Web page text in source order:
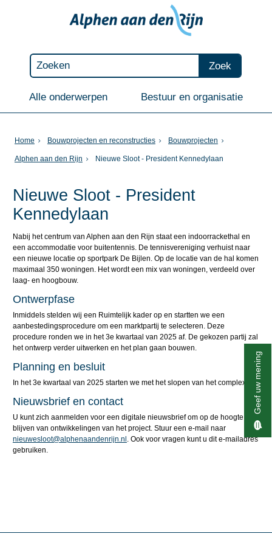
Zoek
Alle onderwerpen Bestuur en organisatie
Home Bouwprojecten en reconstructies Bouwprojecten
Alphen aan den Rijn Nieuwe Sloot - President Kennedylaan
Nieuwe Sloot - President
Kennedylaan
Nabij het centrum van Alphen aan den Rijn staat een indoorrackethal en
een accommodatie voor buitentennis. De tennisvereniging verhuist naar
een nieuwe locatie op sportpark De Bijlen. Op de locatie van de hal komen
maximaal 350 woningen. Het wordt een mix van woningen, verdeeld over
laag- en hoogbouw.
Ontwerpfase
Inmiddels stelden wij een Ruimtelijk kader op en startten we een
aanbestedingsprocedure om een marktpartij te selecteren. Deze
procedure ronden we in het 3e kwartaal van 2025 af. De gekozen partij zal
het ontwerp verder uitwerken en het plan gaan bouwen.
Planning en besluit
In het 3e kwartaal van 2025 starten we met het slopen van het complex.
Nieuwsbrief en contact
U kunt zich aanmelden voor een digitale nieuwsbrief om op de hoogte te
blijven van ontwikkelingen van het project. Stuur een e-mail naar
nieuwesloot@alphenaandenrijn.nl . Ook voor vragen kunt u dit e-mailadres
gebruiken.
Geef uw mening